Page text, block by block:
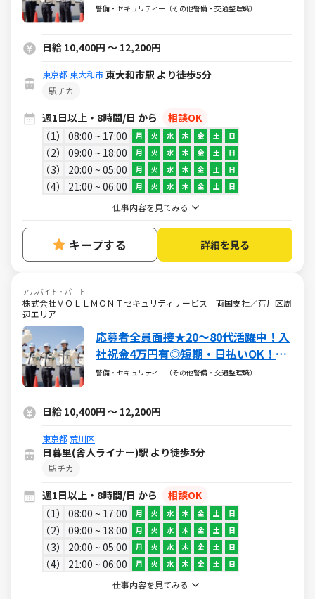
警備・セキュリティー（その他警備・交通整理職）
日給 10,400円 ～ 12,200円
東京都 東大和市東大和市駅 より徒歩5分
駅チカ
週1日以上・8時間/日 から
相談OK
1
08:00 ~ 17:00 月 火 水 木 金 土 日
2 09:00 ~ 18:00 月 火 水 木 金 土 日
3 20:00 ~ 05:00 月 火 水 木 金 土 日
4 21:00 ~ 06:00 月 火 水 木 金 土 日
仕事内容を見てみる
キープする 詳細を見る
アルバイト・パート
株式会社ＶＯＬＬＭＯＮＴセキュリティサービス 両国支社／荒川区周
辺エリア
応募者全員面接★20～80代活躍中！入
社祝金4万円有◎短期・日払いOK！副
業可
警備・セキュリティー（その他警備・交通整理職）
日給 10,400円 ～ 12,200円
東京都 荒川区
日暮里(舎人ライナー)駅 より徒歩5分
駅チカ
週1日以上・8時間/日 から
相談OK
1
08:00 ~ 17:00 月 火 水 木 金 土 日
2 09:00 ~ 18:00 月 火 水 木 金 土 日
3 20:00 ~ 05:00 月 火 水 木 金 土 日
4 21:00 ~ 06:00 月 火 水 木 金 土 日
仕事内容を見てみる